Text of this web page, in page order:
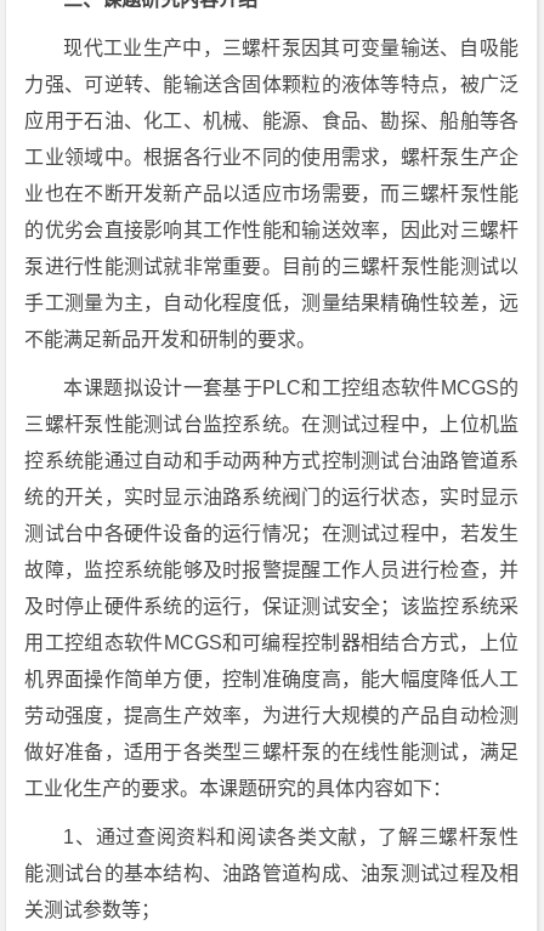
现代工业生产中，三螺杆泵因其可变量输送、自吸能
力强、可逆转、能输送含固体颗粒的液体等特点，被广泛
应用于石油、化工、机械、能源、食品、勘探、船舶等各
工业领域中。根据各行业不同的使用需求，螺杆泵生产企
业也在不断开发新产品以适应市场需要，而三螺杆泵性能
的优劣会直接影响其工作性能和输送效率，因此对三螺杆
泵进行性能测试就非常重要。目前的三螺杆泵性能测试以
手工测量为主，自动化程度低，测量结果精确性较差，远
不能满足新品开发和研制的要求。
本课题拟设计一套基于PLC和工控组态软件MCGS的
三螺杆泵性能测试台监控系统。在测试过程中，上位机监
控系统能通过自动和手动两种方式控制测试台油路管道系
统的开关，实时显示油路系统阀门的运行状态，实时显示
测试台中各硬件设备的运行情况；在测试过程中，若发生
故障，监控系统能够及时报警提醒工作人员进行检查，并
及时停止硬件系统的运行，保证测试安全；该监控系统采
用工控组态软件MCGS和可编程控制器相结合方式，上位
机界面操作简单方便，控制准确度高，能大幅度降低人工
劳动强度，提高生产效率，为进行大规模的产品自动检测
做好准备，适用于各类型三螺杆泵的在线性能测试，满足
工业化生产的要求。本课题研究的具体内容如下：
1、通过查阅资料和阅读各类文献，了解三螺杆泵性
能测试台的基本结构、油路管道构成、油泵测试过程及相
关测试参数等；